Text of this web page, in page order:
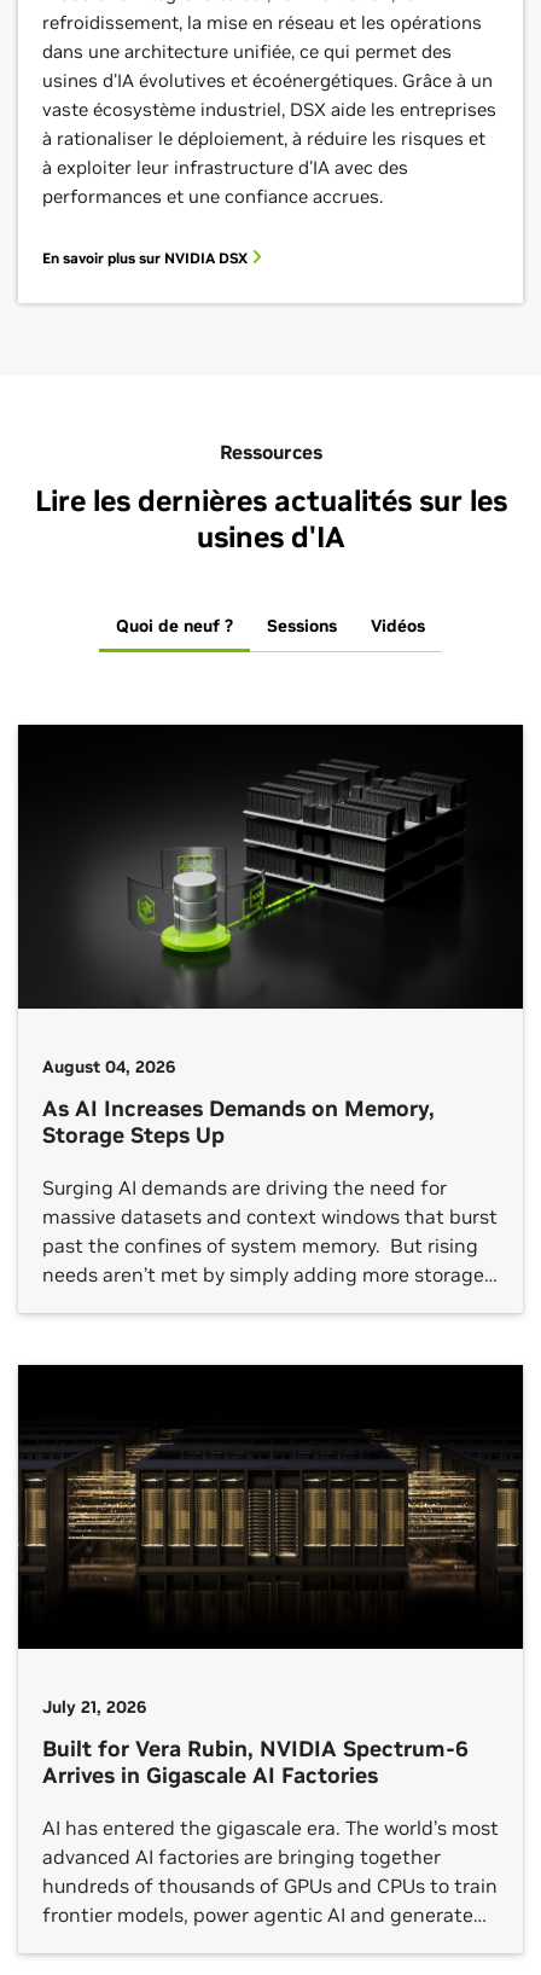
refroidissement, la mise en réseau et les opérations
dans une architecture unifiée, ce qui permet des
usines d'IA évolutives et écoénergétiques. Grâce à un
vaste écosystème industriel, DSX aide les entreprises
à rationaliser le déploiement, à réduire les risques et
à exploiter leur infrastructure d'IA avec des
performances et une confiance accrues.
En savoir plus sur NVIDIA DSX
Ressources
Lire les dernières actualités sur les
usines d'IA
Quoi de neuf ? Sessions Vidéos
August 04, 2026
As AI Increases Demands on Memory,
Storage Steps Up
Surging AI demands are driving the need for
massive datasets and context windows that burst
past the confines of system memory. But rising
needs aren’t met by simply adding more storage
storage architectures that enable those insights.
July 21, 2026
Built for Vera Rubin, NVIDIA Spectrum-6
Arrives in Gigascale AI Factories
AI has entered the gigascale era. The world’s most
advanced AI factories are bringing together
hundreds of thousands of GPUs and CPUs to train
frontier models, power agentic AI and generate